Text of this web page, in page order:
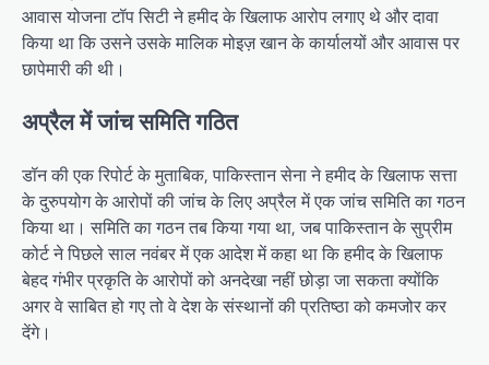
आवास योजना टॉप सिटी ने हमीद के खिलाफ आरोप लगाए थे और दावा
किया था कि उसने उसके मालिक मोइज़ खान के कार्यालयों और आवास पर
छापेमारी की थी।
अप्रैल में जांच समिति गठित
डॉन की एक रिपोर्ट के मुताबिक, पाकिस्तान सेना ने हमीद के खिलाफ सत्ता
के दुरुपयोग के आरोपों की जांच के लिए अप्रैल में एक जांच समिति का गठन
किया था। समिति का गठन तब किया गया था, जब पाकिस्तान के सुप्रीम
कोर्ट ने पिछले साल नवंबर में एक आदेश में कहा था कि हमीद के खिलाफ
बेहद गंभीर प्रकृति के आरोपों को अनदेखा नहीं छोड़ा जा सकता क्योंकि
अगर वे साबित हो गए तो वे देश के संस्थानों की प्रतिष्ठा को कमजोर कर
देंगे।